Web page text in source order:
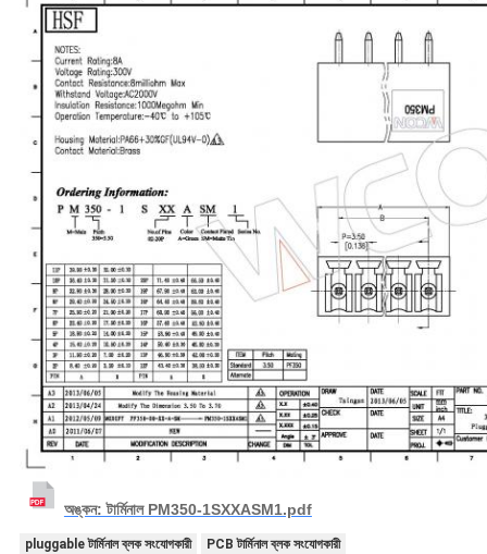
অঙ্কন: টার্মিনাল PM350-1SXXASM1.pdf
pluggable টার্মিনাল ব্লক সংযোগকারী
PCB টার্মিনাল ব্লক সংযোগকারী